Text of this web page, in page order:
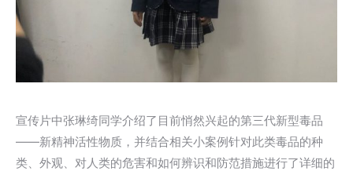
宣传片中张琳绮同学介绍了目前悄然兴起的第三代新型毒品
——新精神活性物质，并结合相关小案例针对此类毒品的种
类、外观、对人类的危害和如何辨识和防范措施进行了详细的